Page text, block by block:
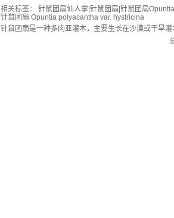
相关标签： 针鼠团扇仙人掌 针鼠团扇 针鼠团扇
针鼠团扇 Opuntia polyacantha var. hystricina
针鼠团扇是一种多肉亚灌木，主要生长在沙漠或干旱